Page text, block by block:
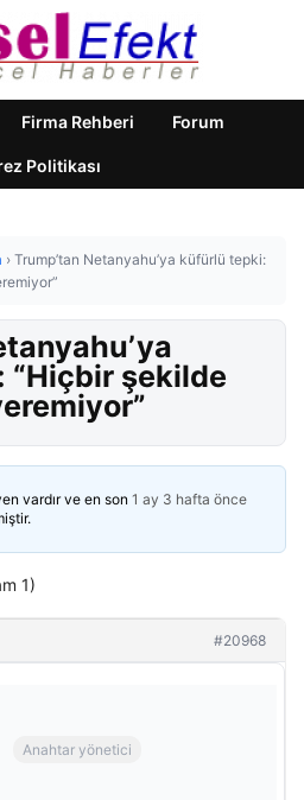
Firma Rehberi Forum
Politikası
› Trump’tan Netanyahu’ya küfürlü tepki:
şekilde
vardır ve en son 1 ay 3 hafta önce
1)
#20968
Anahtar yönetici